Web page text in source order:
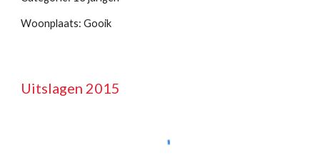
Woonplaats: Gooik
Uitslagen 2015